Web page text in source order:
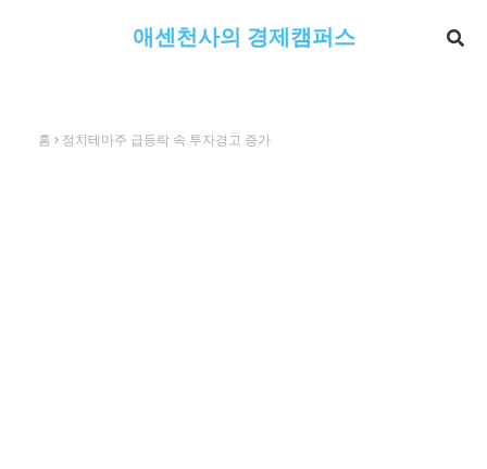
애센천사의 경제캠퍼스
홈 정치테마주 급등락 속 투자경고 증가